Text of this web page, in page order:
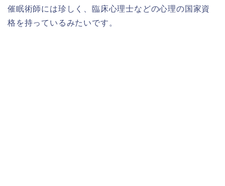
催眠術師には珍しく、臨床心理士などの心理の国家資
格を持っているみたいです。